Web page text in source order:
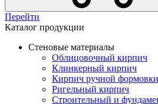
Перейти
Каталог продукции
Стеновые материалы
Облицовочный кирпич
Клинкерный кирпич
Кирпич ручной формовки
Ригельный кирпич
Строительный и